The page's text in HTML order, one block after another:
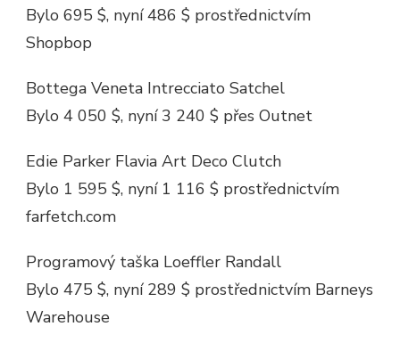
Bylo 695 $, nyní 486 $ prostřednictvím
Shopbop
Bottega Veneta Intrecciato Satchel
Bylo 4 050 $, nyní 3 240 $ přes Outnet
Edie Parker Flavia Art Deco Clutch
Bylo 1 595 $, nyní 1 116 $ prostřednictvím
farfetch.com
Programový taška Loeffler Randall
Bylo 475 $, nyní 289 $ prostřednictvím Barneys
Warehouse